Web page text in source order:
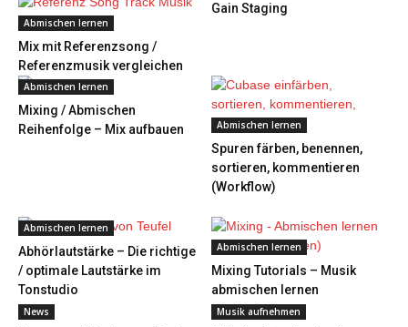
Abmischen lernen
Mix mit Referenzsong /
Referenzmusik vergleichen
Gain Staging
Abmischen lernen
Mixing / Abmischen
Reihenfolge – Mix aufbauen
Abmischen lernen
Spuren färben, benennen,
sortieren, kommentieren
(Workflow)
Abmischen lernen
Abhörlautstärke – Die richtige
/ optimale Lautstärke im
Tonstudio
Abmischen lernen
Mixing Tutorials – Musik
abmischen lernen
News Musik aufnehmen